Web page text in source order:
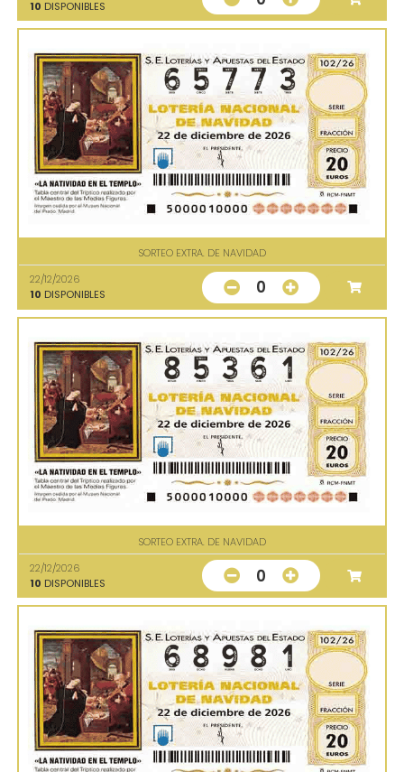
10 DISPONIBLES
SORTEO EXTRA. DE NAVIDAD
22/12/2026
10 DISPONIBLES 0
SORTEO EXTRA. DE NAVIDAD
22/12/2026
10 DISPONIBLES 0